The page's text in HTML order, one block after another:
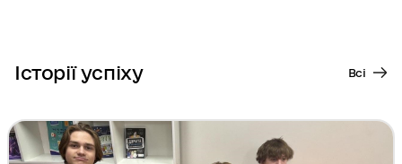
Історії успіху Всі